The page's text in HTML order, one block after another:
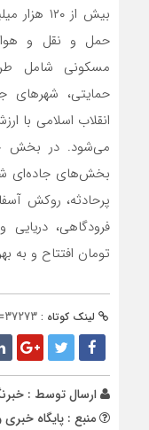
بیش از
مسکونی شامل
حمایتی، شهرهای
بخش‌های جاده‌ای
پرحادثه، روکش
تومان افتتاح و به
لینک کوتاه :
ارسال توسط :
منبع : پایگاه